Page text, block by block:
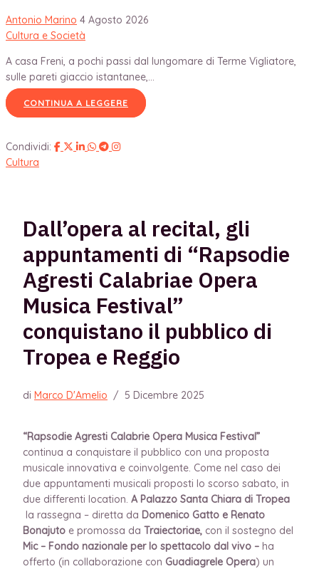
Antonio Marino 4 Agosto 2026
Cultura e Società
A casa Freni, a pochi passi dal lungomare di Terme Vigliatore,
sulle pareti giaccio istantanee,...
CONTINUA A LEGGERE
Condividi:
Cultura
Dall’opera al recital, gli
appuntamenti di “Rapsodie
Agresti Calabriae Opera
Musica Festival”
conquistano il pubblico di
Tropea e Reggio
di Marco D'Amelio / 5 Dicembre 2025
“Rapsodie Agresti Calabrie Opera Musica Festival”
continua a conquistare il pubblico con una proposta
musicale innovativa e coinvolgente. Come nel caso dei
due appuntamenti musicali proposti lo scorso sabato, in
due differenti location. A Palazzo Santa Chiara di Tropea
la rassegna – diretta da Domenico Gatto e Renato
Bonajuto e promossa da Traiectoriae, con il sostegno del
Mic – Fondo nazionale per lo spettacolo dal vivo – ha
offerto (in collaborazione con Guadiagrele Opera) un